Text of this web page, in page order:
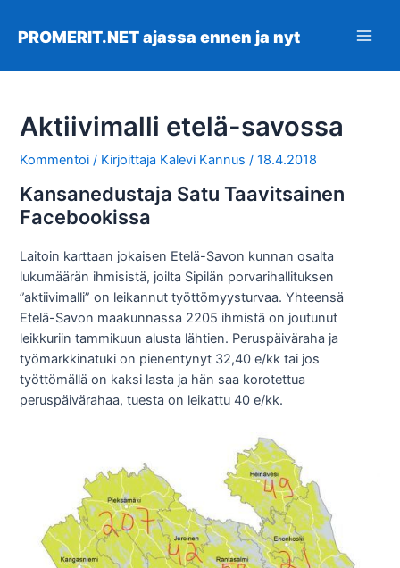
sisältöön
PROMERIT.NET ajassa ennen ja nyt
Aktiivimalli etelä-savossa
Kommentoi / Kirjoittaja Kalevi Kannus/18.4.2018
Kansanedustaja Satu Taavitsainen
Facebookissa
Laitoin karttaan jokaisen Etelä-Savon kunnan osalta
lukumäärän ihmisistä, joilta Sipilän porvarihallituksen
”aktiivimalli” on leikannut työttömyysturvaa. Yhteensä
Etelä-Savon maakunnassa 2205 ihmistä on joutunut
leikkuriin tammikuun alusta lähtien. Peruspäiväraha ja
työmarkkinatuki on pienentynyt 32,40 e/kk tai jos
työttömällä on kaksi lasta ja hän saa korotettua
peruspäivärahaa, tuesta on leikattu 40 e/kk.